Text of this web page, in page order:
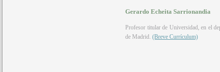
Gerardo Echeita Sarrionandia
Profesor titular de Universidad, en el
de Madrid. (Breve Currículum)